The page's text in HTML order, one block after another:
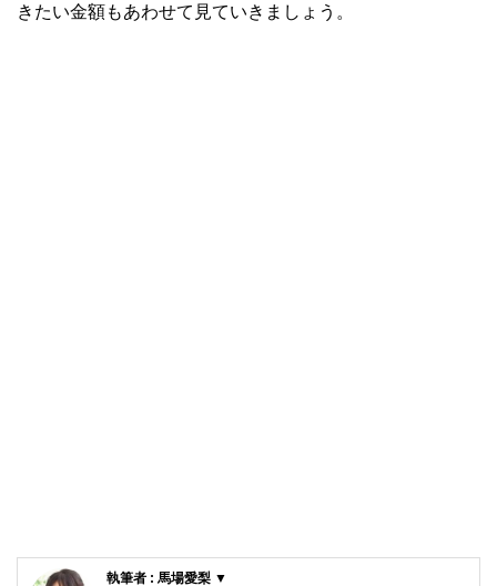
きたい金額もあわせて見ていきましょう。
執筆者 : 馬場愛梨 ▼